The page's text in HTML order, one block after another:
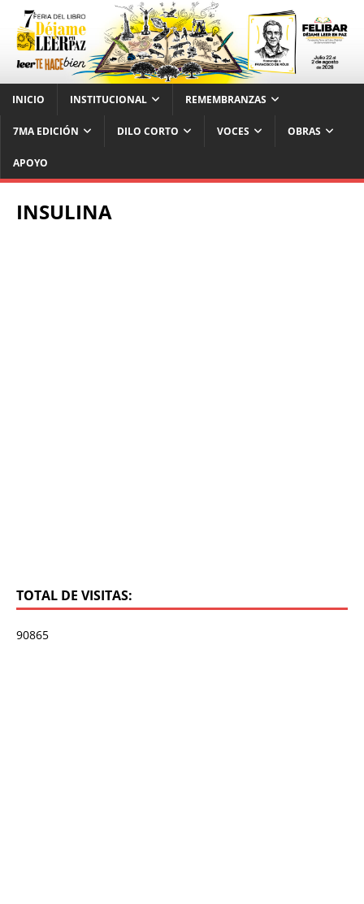
INICIO INSTITUCIONAL REMEMBRANZAS
7MA EDICIÓN DILO CORTO VOCES OBRAS
APOYO
INSULINA
TOTAL DE VISITAS:
90865